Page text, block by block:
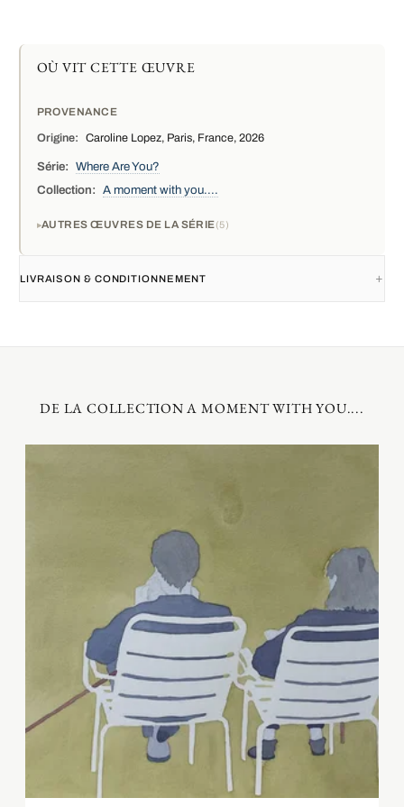
OÙ VIT CETTE ŒUVRE
PROVENANCE
Origine: Caroline Lopez, Paris, France, 2026
Série:
Where Are You?
Collection:
A moment with you....
AUTRES ŒUVRES DE LA SÉRIE 5
LIVRAISON & CONDITIONNEMENT
DE LA COLLECTION A MOMENT WITH YOU....